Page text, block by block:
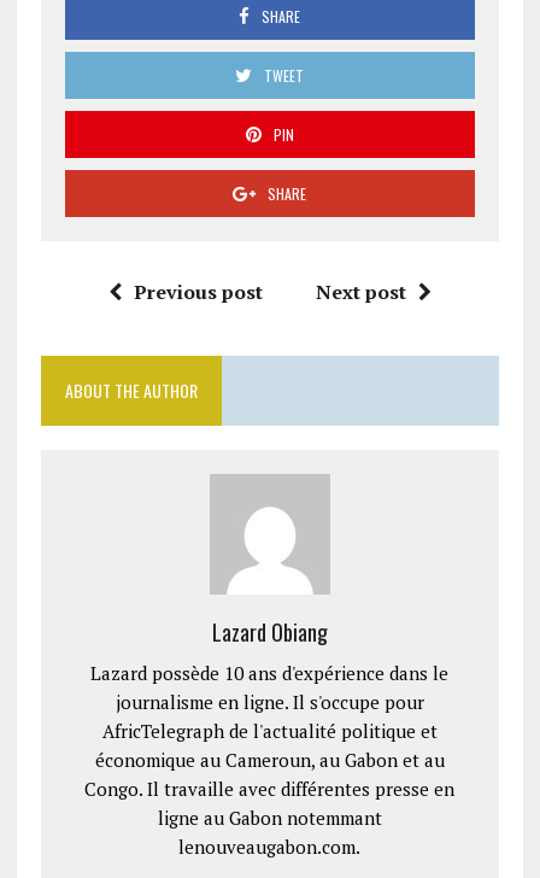
SHARE
TWEET
PIN
SHARE
Previous post Next post
ABOUT THE AUTHOR
Lazard Obiang
Lazard possède 10 ans d'expérience dans le
journalisme en ligne. Il s'occupe pour
AfricTelegraph de l'actualité politique et
économique au Cameroun, au Gabon et au
Congo. Il travaille avec différentes presse en
ligne au Gabon notemmant
lenouveaugabon.com.